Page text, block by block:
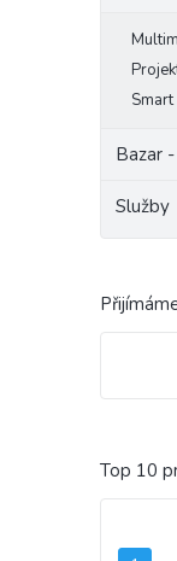
Smart
Bazar
Služby
Top 10